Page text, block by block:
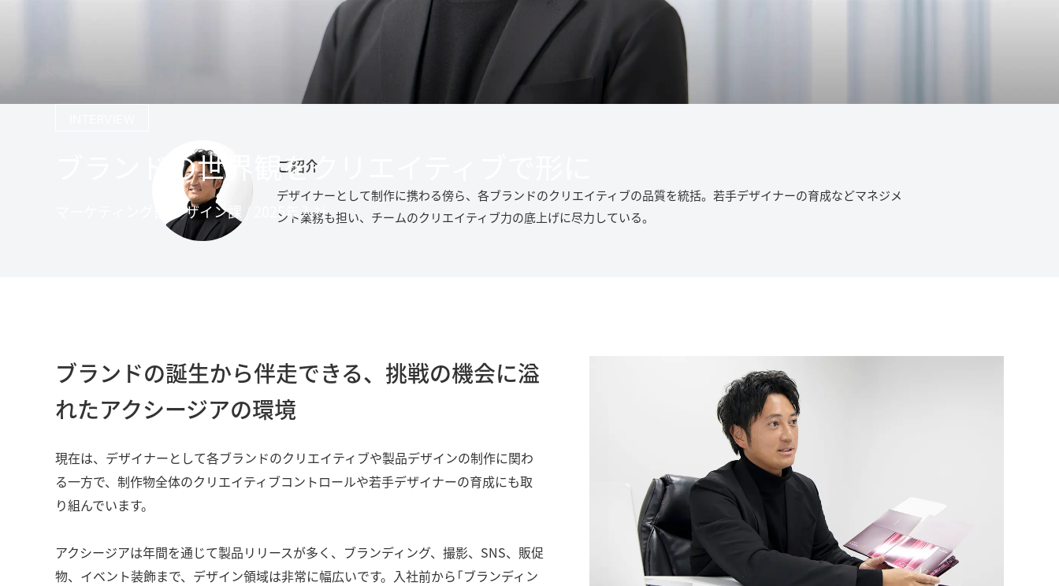
ブランドの世界観をクリエイティブで形に
マーケティング部 デザイン課 / 2025年入社
ご紹介
デザイナーとして制作に携わる傍ら、各ブランドのクリエイティブの品質を統括。若手デザイナーの育成などマネジメ
ント業務も担い、チームのクリエイティブ力の底上げに尽力している。
ブランドの誕生から伴走できる、挑戦の機会に溢
れたアクシージアの環境
現在は、デザイナーとして各ブランドのクリエイティブや製品デザインの制作に関わ
る一方で、制作物全体のクリエイティブコントロールや若手デザイナーの育成にも取
り組んでいます。
アクシージアは年間を通じて製品リリースが多く、ブランディング、撮影、SNS、販促
物、イベント装飾まで、デザイン領域は非常に幅広いです。入社前から「ブランディン